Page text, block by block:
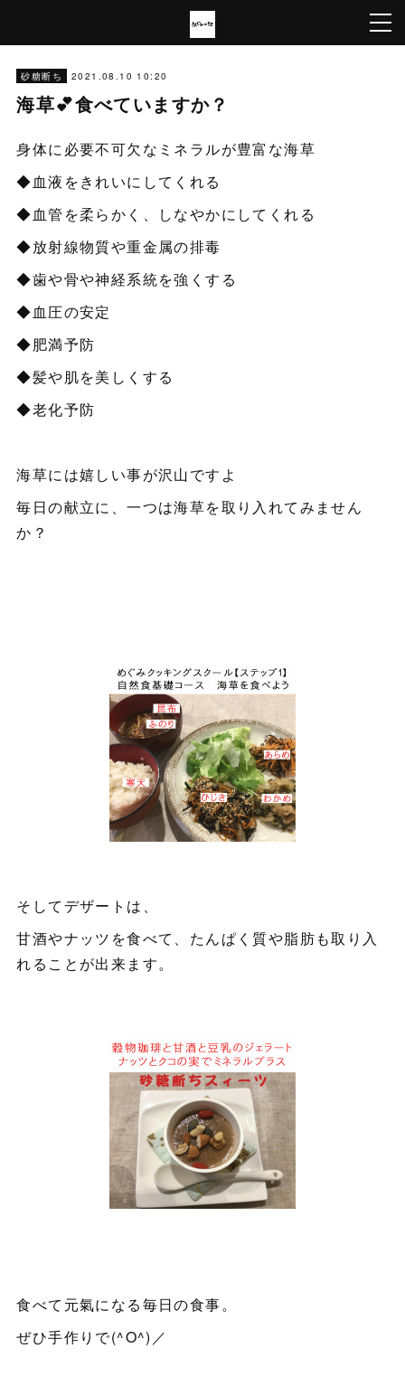
砂糖断ち 2021.08.10 10:20
海草💕食べていますか？
身体に必要不可欠なミネラルが豊富な海草
◆血液をきれいにしてくれる
◆血管を柔らかく、しなやかにしてくれる
◆放射線物質や重金属の排毒
◆歯や骨や神経系統を強くする
◆血圧の安定
◆肥満予防
◆髪や肌を美しくする
◆老化予防
海草には嬉しい事が沢山ですよ
毎日の献立に、一つは海草を取り入れてみません
か？
そしてデザートは、
甘酒やナッツを食べて、たんぱく質や脂肪も取り入
れることが出来ます。
食べて元氣になる毎日の食事。
ぜひ手作りで(^O^)／